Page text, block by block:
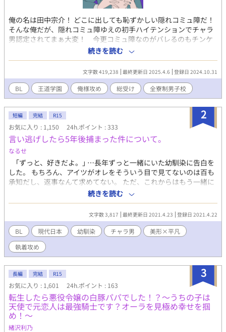
俺の名は田中宗介！ どこに出しても恥ずかしい隠れコミュ障だ！
そんな俺だが、隠れコミュ障ゆえの初手ハイテンションでチャラ
男認定されてまぁ大変！ 今更コミュ障なのがバレるのもチンケ
なプライドが傷つくのでチャラ男のフリをしている！ 友達が著し
く少ない以外は平凡な日常を送っていたはずの俺だけど、何故か
あの、憧れの生徒会長と同室になっちゃって……！？ しかも転校
生が何故か俺に懐いてきて、同じ委員会にまで入ってきて！？ 懐
いてきてくれてるのかなコレ！？ わかんないコミュ障だか
ら！！ 後輩に懐かれた経験、“無”だから！ 薄い二年間を送って
きた俺の最後の一年。 憧れの会長と急接近、とまではいかないけ
ど友達くらいになれちゃったりするかな！？ 俺一体、どうなっち
ゃうの〜！？ ※ 副題 コミュ障と愉快な仲間たち 【追記】 現実
の方が忙しくなったため、一日一話以上更新になります。
続きを読む
文字数 419,238 最終更新日 2025.4.6 登録日 2024.10.31
BL 王道学園 俺様攻め 総受け 全寮制男子校
2
短編 完結 R15
お気に入り : 1,150 24h.ポイント : 333
言い逃げしたら5年後捕まった件について。
なるせ
｢ずっと、好きだよ。｣ …長年ずっと一緒にいた幼馴染に告白を
した。 もちろん、アイツがオレをそういう目で見てないのは百も
承知だし、返事なんて求めてない。 ただ、これからはもう一緒に
いないから…想いを伝えるぐらい、許してくれ。 そう思って告
白したのが高校三年生の最後の登校日。……あれから5年経ったん
だけど… なんでアイツに馬乗りにされてるわけ！？ ーーーーー
美形×平凡っていいですよね、、、、
続きを読む
文字数 3,817 最終更新日 2021.4.23 登録日 2021.4.22
BL 現代日本 幼馴染 チャラ男
美形×平凡
執着攻め
3
長編 完結 R15
お気に入り : 1,601 24h.ポイント : 163
転生したら悪役令嬢の白豚パパでした！？～うちの子は
天使で元恋人は最強騎士です？オーラを見極め幸せを掴
め！～
緒沢利乃